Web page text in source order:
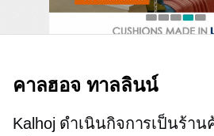
คาลฮอจ ทาลลินน์
Kalhoj ดำเนินกิจการเป็นร้า